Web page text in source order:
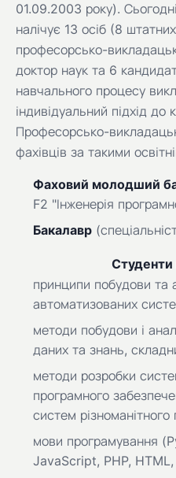
01.09.2003 року).
налічує 13 осіб (8
професорсько-
доктор наук та 6
навчального процесу
індивідуальний підхід до
Професорсько-
фахівців за такими
Фаховий молодший
F2 "Інженерія
Бакалавр
Студенти
принципи побудови та
автоматизованих
методи побудови і
даних та знань,
методи розробки
програмного
систем
мови програмування
JavaScript, PHP, HTML,